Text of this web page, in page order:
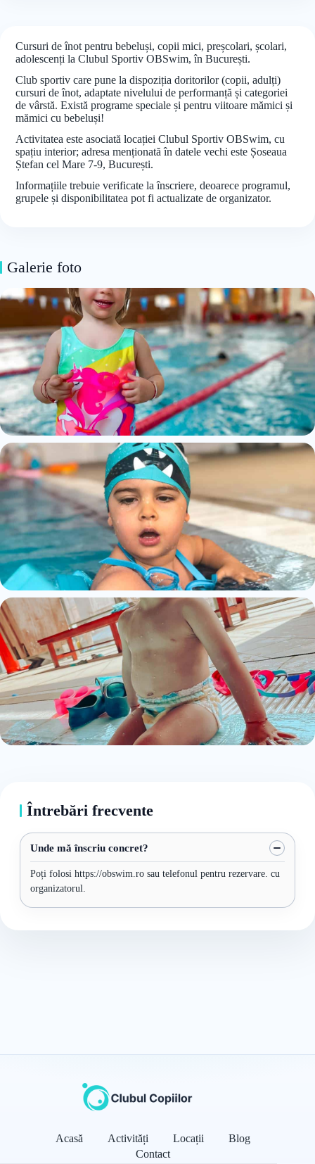
Cursuri de înot pentru bebeluși, copii mici, preșcolari, școlari,
adolescenți la Clubul Sportiv OBSwim, în București.
Club sportiv care pune la dispoziția doritorilor (copii, adulți)
cursuri de înot, adaptate nivelului de performanță și categoriei
de vârstă. Există programe speciale și pentru viitoare mămici și
mămici cu bebeluși!
Activitatea este asociată locației Clubul Sportiv OBSwim, cu
spațiu interior; adresa menționată în datele vechi este Șoseaua
Ștefan cel Mare 7-9, București.
Informațiile trebuie verificate la înscriere, deoarece programul,
grupele și disponibilitatea pot fi actualizate de organizator.
Galerie foto
Întrebări frecvente
Unde mă înscriu concret?
Poți folosi https://obswim.ro sau telefonul pentru rezervare. cu
organizatorul.
Acasă Activități Locații
Blog
Contact